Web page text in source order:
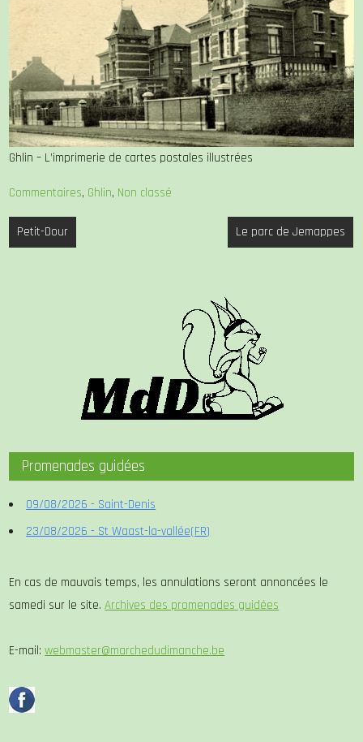
Ghlin – L’imprimerie de cartes postales illustrées
Commentaires, Ghlin, Non classé
Navigation
de
Petit-Dour Le parc de Jemappes
Promenades guidées
09/08/2026 - Saint-Denis
23/08/2026 - St Waast-la-vallée(FR)
En cas de mauvais temps, les annulations seront annoncées le
samedi sur le site.Archives des promenades guidées
E-mail:webmaster@marchedudimanche.be